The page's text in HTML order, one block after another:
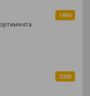
1850
2220